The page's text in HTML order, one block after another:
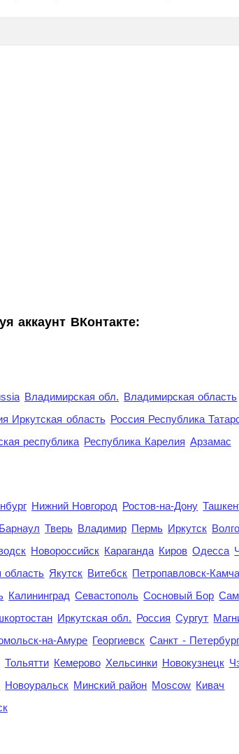
аккаунт ВКонтакте:
Владимирская обл. Владимирская область
Иркутская область Россия Республика
республика Республика Карелия Арзамас
Нижний Новгород Ростов-на-Дону
Барнаул Тверь Владимир Пермь Иркутск
Новороссийск Караганда Киров Одесса
область Якутск Витебск Петропавловск-
Калининград Севастополь Сосновый Бор
Иркутская обл. Россия Сургут
на-Амуре Георгиевск Санкт - Петербург
Тольятти Кемерово Хельсинки Новокузнецк
Новоуральск Минский район Moscow Кивач